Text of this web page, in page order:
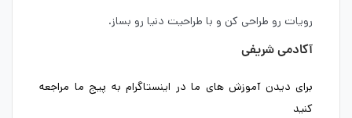
رویات رو طراحی کن و با طراحیت دنیا رو بساز.
آکادمی شریفی
برای دیدن آموزش های ما در اینستاگرام به پیج ما مراجعه
کنید